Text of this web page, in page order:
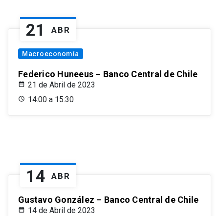
21 ABR
Macroeconomía
Federico Huneeus – Banco Central de Chile
21 de Abril de 2023
14:00 a 15:30
14 ABR
Gustavo González – Banco Central de Chile
14 de Abril de 2023